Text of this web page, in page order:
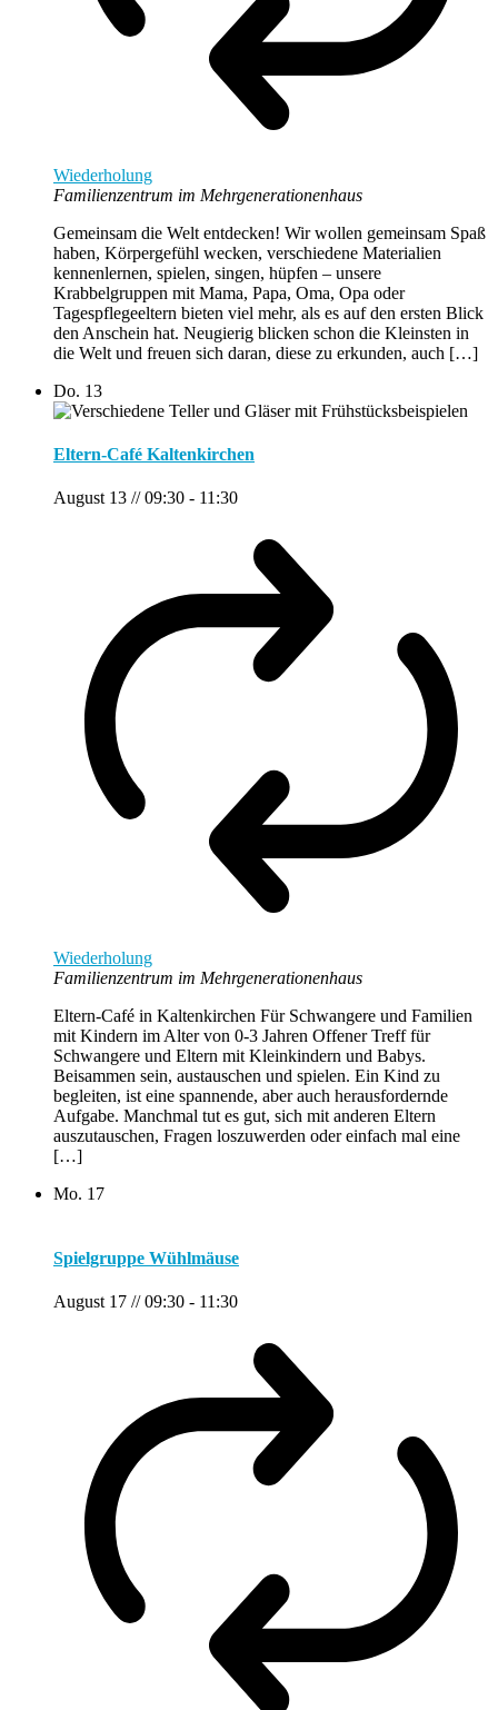
Wiederholung
Familienzentrum im Mehrgenerationenhaus
Gemeinsam die Welt entdecken! Wir wollen gemeinsam Spaß
haben, Körpergefühl wecken, verschiedene Materialien
kennenlernen, spielen, singen, hüpfen – unsere
Krabbelgruppen mit Mama, Papa, Oma, Opa oder
Tagespflegeeltern bieten viel mehr, als es auf den ersten Blick
den Anschein hat. Neugierig blicken schon die Kleinsten in
die Welt und freuen sich daran, diese zu erkunden, auch […]
Do. 13
Eltern-Café Kaltenkirchen
August 13 // 09:30 - 11:30
Wiederholung
Familienzentrum im Mehrgenerationenhaus
Eltern-Café in Kaltenkirchen Für Schwangere und Familien
mit Kindern im Alter von 0-3 Jahren Offener Treff für
Schwangere und Eltern mit Kleinkindern und Babys.
Beisammen sein, austauschen und spielen. Ein Kind zu
begleiten, ist eine spannende, aber auch herausfordernde
Aufgabe. Manchmal tut es gut, sich mit anderen Eltern
auszutauschen, Fragen loszuwerden oder einfach mal eine
[…]
Mo. 17
Spielgruppe Wühlmäuse
August 17 // 09:30 - 11:30